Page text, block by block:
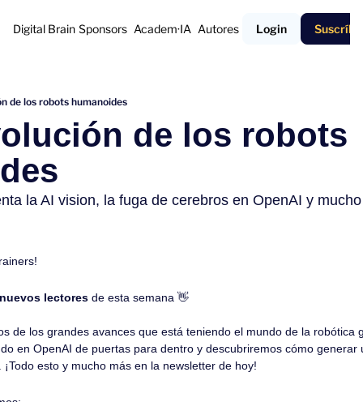
Digital Brain Sponsors Academ·IA Autores Login
de los robots humanoides
de los robots
la AI vision, la fuga de cerebros en OpenAI y
lectores de esta semana 👋
de los grandes avances que está teniendo el mundo de la robótica
en OpenAI de puertas para dentro y descubriremos cómo generar
esto y mucho más en la newsletter de hoy!